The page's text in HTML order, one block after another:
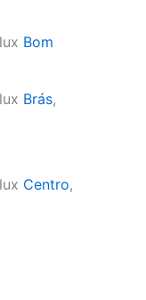
Bom
Brás,
Centro,